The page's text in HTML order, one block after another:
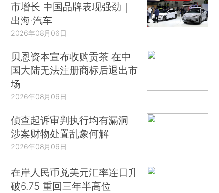
市增长 中国品牌表现强劲｜
出海·汽车
2026年08月06日
贝恩资本宣布收购贡茶 在中
国大陆无法注册商标后退出市
场
2026年08月06日
侦查起诉审判执行均有漏洞
涉案财物处置乱象何解
2026年08月06日
在岸人民币兑美元汇率连日升
破6.75 重回三年半高位